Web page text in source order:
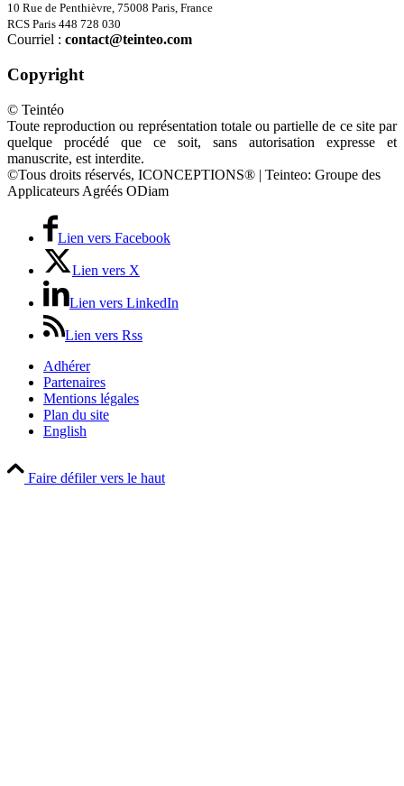
10 Rue de Penthièvre, 75008 Paris, France
RCS Paris 448 728 030
Courriel : contact@teinteo.com
Copyright
© Teintéo
Toute reproduction ou représentation totale ou partielle de ce site par
quelque procédé que ce soit, sans autorisation expresse et
manuscrite, est interdite.
©Tous droits réservés, ICONCEPTIONS® | Teinteo: Groupe des
Applicateurs Agréés ODiam
Lien vers Facebook
Lien vers X
Lien vers LinkedIn
Lien vers Rss
Adhérer
Partenaires
Mentions légales
Plan du site
English
Faire défiler vers le haut